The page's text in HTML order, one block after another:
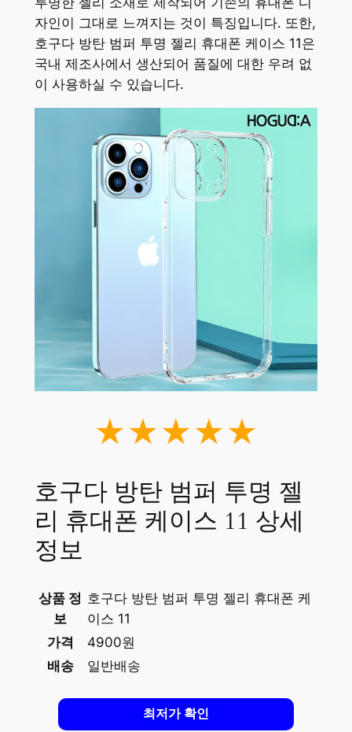
자인이 그대로 느껴지는 것이 특징입니다. 또한,
호구다 방탄 범퍼 투명 젤리 휴대폰 케이스 11은
국내 제조사에서 생산되어 품질에 대한 우려 없
이 사용하실 수 있습니다.
★★★★★
호구다 방탄 범퍼 투명 젤
리 휴대폰 케이스 11 상세
정보
상품 정
보
호구다 방탄 범퍼 투명 젤리 휴대폰 케
이스 11
가격
4900원
배송
일반배송
최저가 확인